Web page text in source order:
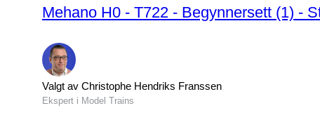
Mehano H0 - T722 - Begynnersett (1) -
Valgt av Christophe Hendriks Franssen
Ekspert i Model Trains